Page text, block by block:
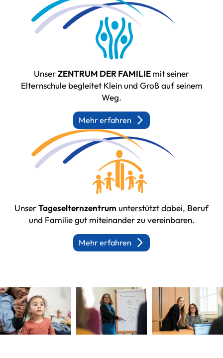
UnserZENTRUM DER FAMILIEmit seiner
Elternschule begleitet Klein und Groß auf seinem
Weg.
Mehr erfahren
UnserTageselternzentrum unterstützt dabei, Beruf
und Familie gut miteinander zu vereinbaren.
Mehr erfahren